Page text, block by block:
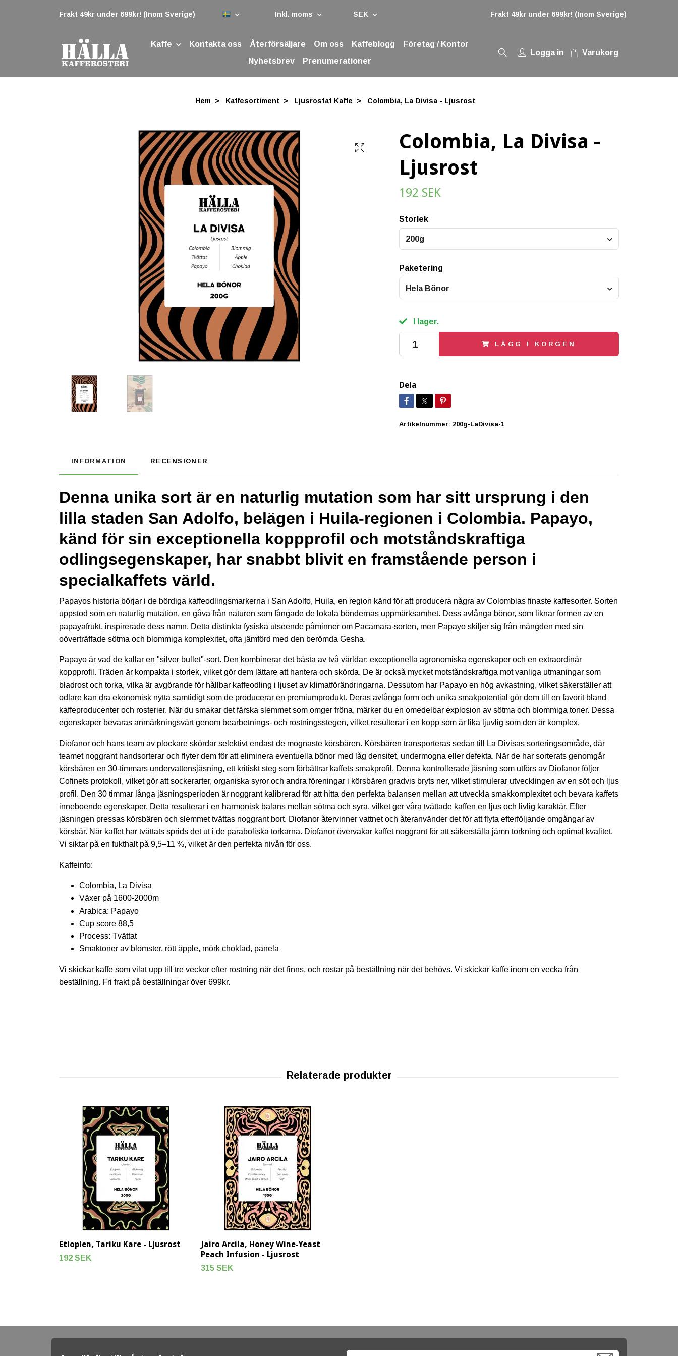
Frakt 49kr under 699kr! (Inom Sverige) Inkl. moms SEK Frakt 49kr under 699kr! (Inom Sverige)
Kaffe Kontakta oss Återförsäljare Om oss Kaffeblogg
Företag / Kontor
Nyhetsbrev
Prenumerationer
Logga in Varukorg
Hem Kaffesortiment Ljusrostat Kaffe Colombia, La Divisa - Ljusrost
Colombia, La Divisa -
Ljusrost
192 SEK
Storlek
200g
Paketering
Hela Bönor
I lager.
LÄGG I KORGEN
Dela
Artikelnummer: 200g-LaDivisa-1
INFORMATION RECENSIONER
Denna unika sort är en naturlig mutation som har sitt ursprung i den
lilla staden San Adolfo, belägen i Huila-regionen i Colombia. Papayo,
känd för sin exceptionella koppprofil och motståndskraftiga
odlingsegenskaper, har snabbt blivit en framstående person i
specialkaffets värld.
Papayos historia börjar i de bördiga kaffeodlingsmarkerna i San Adolfo, Huila, en region känd för att producera några av Colombias finaste kaffesorter. Sorten
uppstod som en naturlig mutation, en gåva från naturen som fångade de lokala böndernas uppmärksamhet. Dess avlånga bönor, som liknar formen av en
papayafrukt, inspirerade dess namn. Detta distinkta fysiska utseende påminner om Pacamara-sorten, men Papayo skiljer sig från mängden med sin
oöverträffade sötma och blommiga komplexitet, ofta jämförd med den berömda Gesha.
Papayo är vad de kallar en "silver bullet"-sort. Den kombinerar det bästa av två världar: exceptionella agronomiska egenskaper och en extraordinär
koppprofil. Träden är kompakta i storlek, vilket gör dem lättare att hantera och skörda. De är också mycket motståndskraftiga mot vanliga utmaningar som
bladrost och torka, vilka är avgörande för hållbar kaffeodling i ljuset av klimatförändringarna. Dessutom har Papayo en hög avkastning, vilket säkerställer att
odlare kan dra ekonomisk nytta samtidigt som de producerar en premiumprodukt. Deras avlånga form och unika smakpotential gör dem till en favorit bland
kaffeproducenter och rosterier. När du smakar det färska slemmet som omger fröna, märker du en omedelbar explosion av sötma och blommiga toner. Dessa
egenskaper bevaras anmärkningsvärt genom bearbetnings- och rostningsstegen, vilket resulterar i en kopp som är lika ljuvlig som den är komplex.
Diofanor och hans team av plockare skördar selektivt endast de mognaste körsbären. Körsbären transporteras sedan till La Divisas sorteringsområde, där
teamet noggrant handsorterar och flyter dem för att eliminera eventuella bönor med låg densitet, undermogna eller defekta. När de har sorterats genomgår
körsbären en 30-timmars undervattensjäsning, ett kritiskt steg som förbättrar kaffets smakprofil. Denna kontrollerade jäsning som utförs av Diofanor följer
Cofinets protokoll, vilket gör att sockerarter, organiska syror och andra föreningar i körsbären gradvis bryts ner, vilket stimulerar utvecklingen av en söt och ljus
profil. Den 30 timmar långa jäsningsperioden är noggrant kalibrerad för att hitta den perfekta balansen mellan att utveckla smakkomplexitet och bevara kaffets
inneboende egenskaper. Detta resulterar i en harmonisk balans mellan sötma och syra, vilket ger våra tvättade kaffen en ljus och livlig karaktär. Efter
jäsningen pressas körsbären och slemmet tvättas noggrant bort. Diofanor återvinner vattnet och återanvänder det för att flyta efterföljande omgångar av
körsbär. När kaffet har tvättats sprids det ut i de paraboliska torkarna. Diofanor övervakar kaffet noggrant för att säkerställa jämn torkning och optimal kvalitet.
Vi siktar på en fukthalt på 9,5–11 %, vilket är den perfekta nivån för oss.
Kaffeinfo:
Colombia, La Divisa
Växer på 1600-2000m
Arabica: Papayo
Cup score 88,5
Process: Tvättat
Smaktoner av blomster, rött äpple, mörk choklad, panela
Vi skickar kaffe som vilat upp till tre veckor efter rostning när det finns, och rostar på beställning när det behövs. Vi skickar kaffe inom en vecka från
beställning. Fri frakt på beställningar över 699kr.
Etiopien, Tariku Kare - Ljusrost
192 SEK
Jairo Arcila, Honey Wine-Yeast
Peach Infusion - Ljusrost
315 SEK